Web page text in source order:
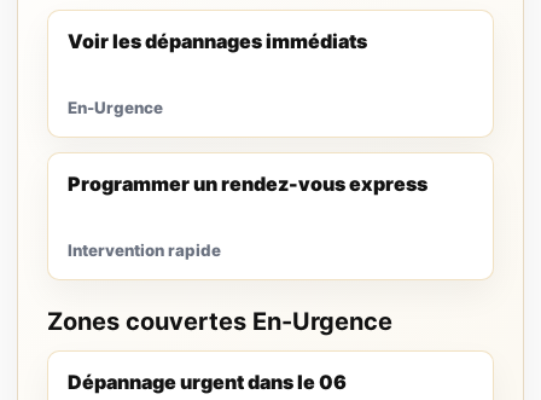
Voir les dépannages immédiats
En-Urgence
Programmer un rendez-vous express
Intervention rapide
Zones couvertes En-Urgence
Dépannage urgent dans le 06